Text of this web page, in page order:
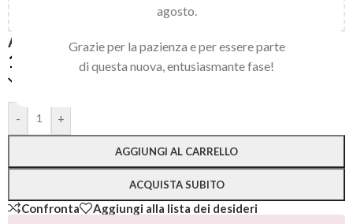
agosto.
Grazie per la pazienza e per essere parte
di questa nuova, entusiasmante fase!
AURORA CHROME 03
12,90
- +
AGGIUNGI AL CARRELLO
ACQUISTA SUBITO
Alternative:
Confronta
Aggiungi alla lista dei desideri